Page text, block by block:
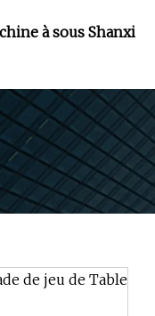
à sous Shanxi